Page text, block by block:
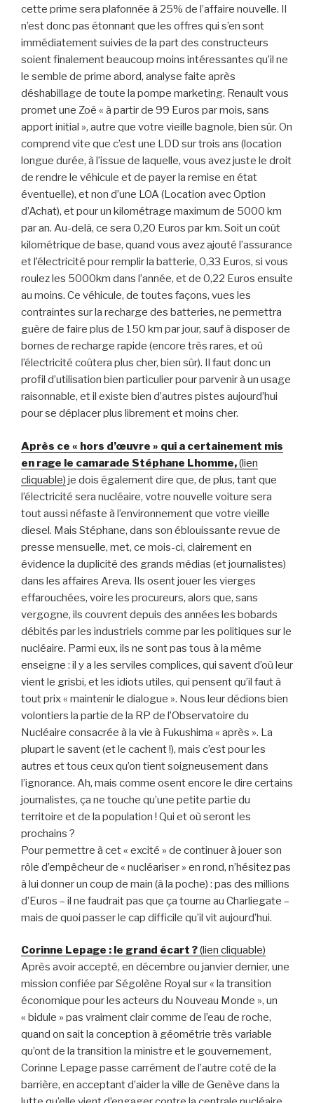
cette prime sera plafonnée à 25% de l’affaire nouvelle. Il
n’est donc pas étonnant que les offres qui s’en sont
immédiatement suivies de la part des constructeurs
soient finalement beaucoup moins intéressantes qu’il ne
le semble de prime abord, analyse faite après
déshabillage de toute la pompe marketing. Renault vous
promet une Zoé « à partir de 99 Euros par mois, sans
apport initial », autre que votre vieille bagnole, bien sûr. On
comprend vite que c’est une LDD sur trois ans (location
longue durée, à l’issue de laquelle, vous avez juste le droit
de rendre le véhicule et de payer la remise en état
éventuelle), et non d’une LOA (Location avec Option
d’Achat), et pour un kilométrage maximum de 5000 km
par an. Au-delà, ce sera 0,20 Euros par km. Soit un coût
kilométrique de base, quand vous avez ajouté l’assurance
et l’électricité pour remplir la batterie, 0,33 Euros, si vous
roulez les 5000km dans l’année, et de 0,22 Euros ensuite
au moins. Ce véhicule, de toutes façons, vues les
contraintes sur la recharge des batteries, ne permettra
guère de faire plus de 150 km par jour, sauf à disposer de
bornes de recharge rapide (encore très rares, et où
l’électricité coûtera plus cher, bien sûr). Il faut donc un
profil d’utilisation bien particulier pour parvenir à un usage
raisonnable, et il existe bien d’autres pistes aujourd’hui
pour se déplacer plus librement et moins cher.
Après ce « hors d’œuvre » qui a certainement mis
en rage le camarade Stéphane Lhomme,(lien
cliquable) je dois également dire que, de plus, tant que
l’électricité sera nucléaire, votre nouvelle voiture sera
tout aussi néfaste à l’environnement que votre vieille
diesel. Mais Stéphane, dans son éblouissante revue de
presse mensuelle, met, ce mois-ci, clairement en
évidence la duplicité des grands médias (et journalistes)
dans les affaires Areva. Ils osent jouer les vierges
effarouchées, voire les procureurs, alors que, sans
vergogne, ils couvrent depuis des années les bobards
débités par les industriels comme par les politiques sur le
nucléaire. Parmi eux, ils ne sont pas tous à la même
enseigne : il y a les serviles complices, qui savent d’où leur
vient le grisbi, et les idiots utiles, qui pensent qu’il faut à
tout prix « maintenir le dialogue ». Nous leur dédions bien
volontiers la partie de la RP de l’Observatoire du
Nucléaire consacrée à la vie à Fukushima « après ». La
plupart le savent (et le cachent !), mais c’est pour les
autres et tous ceux qu’on tient soigneusement dans
l’ignorance. Ah, mais comme osent encore le dire certains
journalistes, ça ne touche qu’une petite partie du
territoire et de la population ! Qui et où seront les
prochains ?
Pour permettre à cet « excité » de continuer à jouer son
rôle d’empêcheur de « nucléariser » en rond, n’hésitez pas
à lui donner un coup de main (à la poche) : pas des millions
d’Euros – il ne faudrait pas que ça tourne au Charliegate –
mais de quoi passer le cap difficile qu’il vit aujourd’hui.
Corinne Lepage : le grand écart ?(lien cliquable)
Après avoir accepté, en décembre ou janvier dernier, une
mission confiée par Ségolène Royal sur « la transition
économique pour les acteurs du Nouveau Monde », un
« bidule » pas vraiment clair comme de l’eau de roche,
quand on sait la conception à géométrie très variable
qu’ont de la transition la ministre et le gouvernement,
Corinne Lepage passe carrément de l’autre coté de la
barrière, en acceptant d’aider la ville de Genève dans la